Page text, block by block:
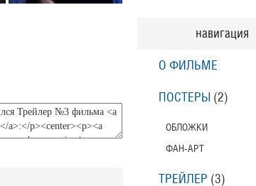
Трейлер (на русском языке)
Трейлер
Toni Erdmann
навигация
О ФИЛЬМЕ
ПОСТЕРЫ (2)
ОБЛОЖКИ
ФАН-АРТ
ТРЕЙЛЕР (3)